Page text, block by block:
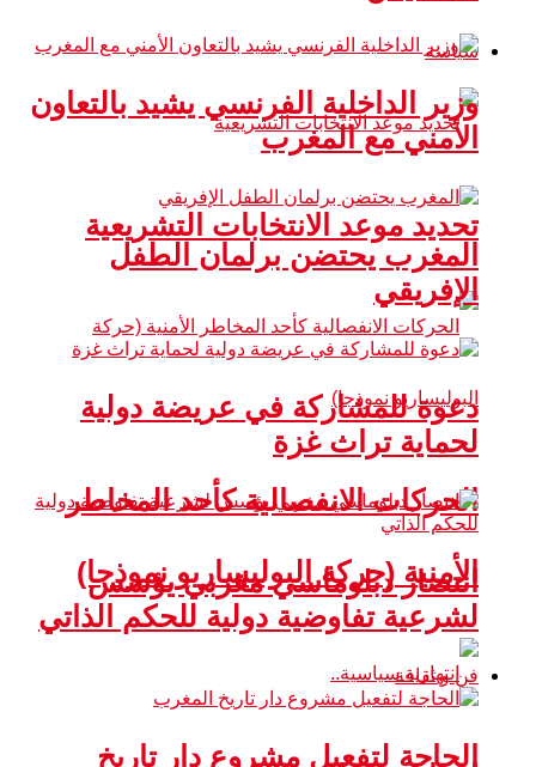
سياسة
تحديد موعد الانتخابات التشريعية
الحركات الانفصالية كأحد المخاطر
الأمنية (حركة البوليساريو نموذجا)
وزير الداخلية الفرنسي يشيد بالتعاون
الأمني مع المغرب
المغرب يحتضن برلمان الطفل
الإفريقي
دعوة للمشاركة في عريضة دولية
لحماية تراث غزة
انتصار دبلوماسي مغربي يؤسس
لشرعية تفاوضية دولية للحكم الذاتي
فن و ثقافة
الحاجة لتفعيل مشروع دار تاريخ